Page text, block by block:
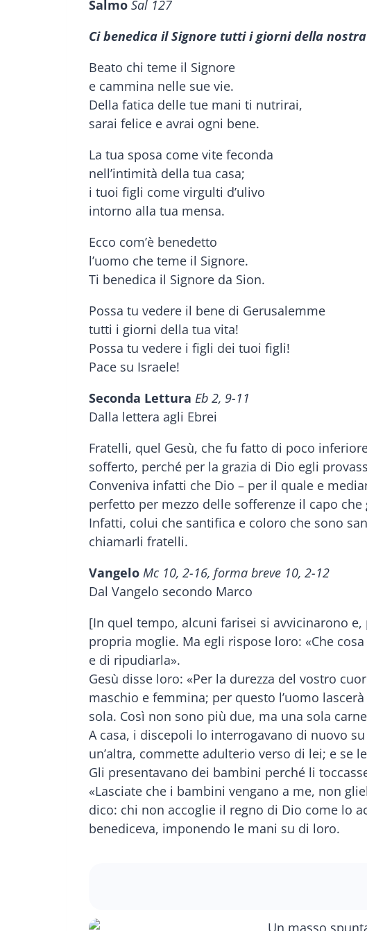
Salmo Sal 127
Ci benedica il Signore tutti i giorni della
Beato chi teme il Signore
e cammina nelle sue vie.
Della fatica delle tue mani ti nutrirai,
sarai felice e avrai ogni bene.
La tua sposa come vite feconda
nell’intimità della tua casa;
i tuoi figli come virgulti d’ulivo
intorno alla tua mensa.
Ecco com’è benedetto
l’uomo che teme il Signore.
Ti benedica il Signore da Sion.
Possa tu vedere il bene di Gerusalemme
tutti i giorni della tua vita!
Possa tu vedere i figli dei tuoi figli!
Pace su Israele!
Seconda Lettura Eb 2, 9-11
Dalla lettera agli Ebrei
Fratelli, quel Gesù, che fu fatto di poco
sofferto, perché per la grazia di Dio egli
Conveniva infatti che Dio – per il quale e
perfetto per mezzo delle sofferenze il capo che
Infatti, colui che santifica e coloro che sono
chiamarli fratelli.
Vangelo Mc 10, 2-16, forma breve 10, 2-12
Dal Vangelo secondo Marco
[In quel tempo, alcuni farisei si avvicinarono
propria moglie. Ma egli rispose loro: «Che
e di ripudiarla».
Gesù disse loro: «Per la durezza del vostro
maschio e femmina; per questo l’uomo
sola. Così non sono più due, ma una sola
A casa, i discepoli lo interrogavano di nuovo
un’altra, commette adulterio verso di lei; e
Gli presentavano dei bambini perché li
«Lasciate che i bambini vengano a me, non
dico: chi non accoglie il regno di Dio come lo
benediceva, imponendo le mani su di loro.